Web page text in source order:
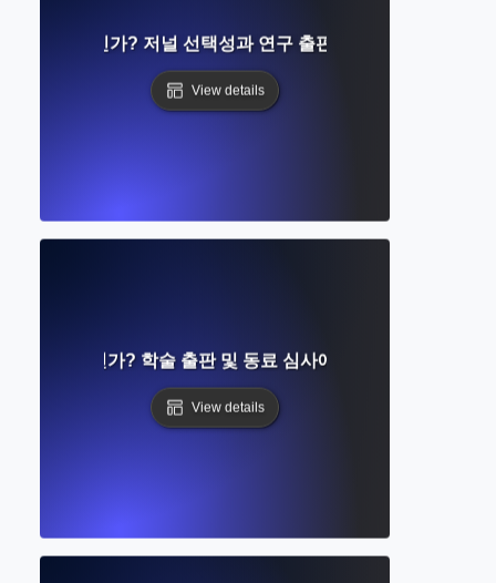
이란 무엇인가? 저널 선택성과 연구 출판 가능성 이해하기
View details
이란 무엇인가? 학술 출판 및 동료 심사에 대한 완벽한 가이드
View details